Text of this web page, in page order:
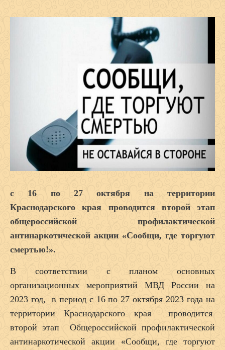
с 16 по 27 октября на территории
Краснодарского края проводится второй этап
общероссийской профилактической
антинаркотической акции «Сообщи, где торгуют
смертью!».
В соответствии с планом основных
организационных мероприятий МВД России на
2023 год, в период с 16 по 27 октября 2023 года на
территории Краснодарского края проводится
второй этап Общероссийской профилактической
антинаркотической акции «Сообщи, где торгуют